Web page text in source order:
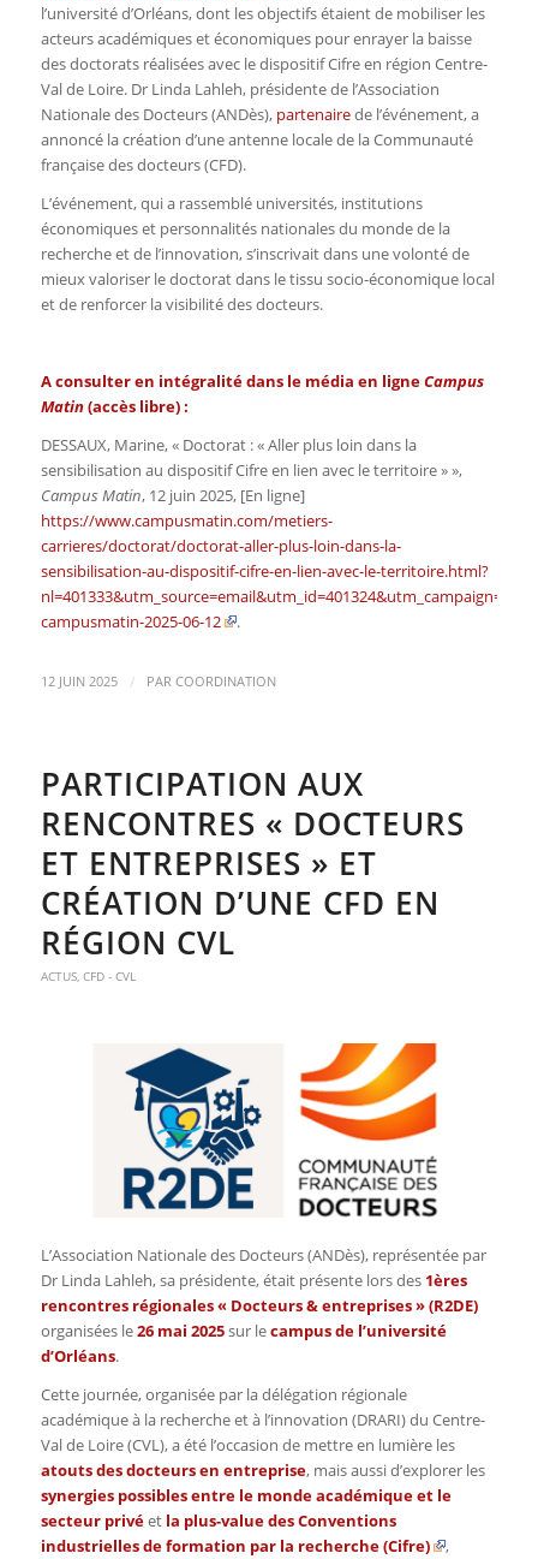
l’université d’Orléans, dont les objectifs étaient de mobiliser les
acteurs académiques et économiques pour enrayer la baisse
des doctorats réalisées avec le dispositif Cifre en région Centre-
Val de Loire. Dr Linda Lahleh, présidente de l’Association
Nationale des Docteurs (ANDès), partenairede l’événement, a
annoncé la création d’une antenne locale de la Communauté
française des docteurs (CFD).
L’événement, qui a rassemblé universités, institutions
économiques et personnalités nationales du monde de la
recherche et de l’innovation, s’inscrivait dans une volonté de
mieux valoriser le doctorat dans le tissu socio-économique local
et de renforcer la visibilité des docteurs.
A consulter en intégralité dans le média en ligneCampus
Matin(accès libre) :
DESSAUX, Marine, « Doctorat : « Aller plus loin dans la
sensibilisation au dispositif Cifre en lien avec le territoire » »,
Campus Matin, 12 juin 2025, [En ligne]
https://www.campusmatin.com/metiers-
carrieres/doctorat/doctorat-aller-plus-loin-dans-la-
sensibilisation-au-dispositif-cifre-en-lien-avec-le-territoire.html?
campusmatin-2025-06-12
.
12 JUIN 2025 / PAR COORDINATION
PARTICIPATION AUX
RENCONTRES « DOCTEURS
ET ENTREPRISES » ET
CRÉATION D’UNE CFD EN
RÉGION CVL
ACTUS, CFD - CVL
L’Association Nationale des Docteurs (ANDès), représentée par
Dr Linda Lahleh, sa présidente, était présente lors des 1ères
rencontres régionales « Docteurs & entreprises » (R2DE)
organisées le26 mai 2025sur lecampus de l’université
d’Orléans.
Cette journée, organisée par la délégation régionale
académique à la recherche et à l’innovation (DRARI) du Centre-
Val de Loire (CVL), a été l’occasion de mettre en lumière les
atouts des docteurs en entreprise, mais aussi d’explorer les
synergies possibles entre le monde académique et le
secteur privéet la plus-value desConventions
industrielles de formation par la recherche (Cifre)
,